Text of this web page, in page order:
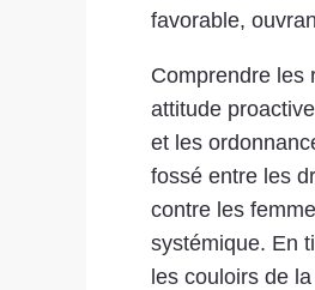
favorable,
Comprendre les
attitude
et les
fossé entre les
contre les
systémique. En
les couloirs de